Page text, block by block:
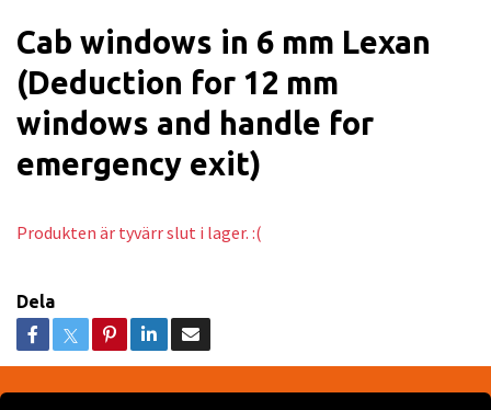
Cab windows in 6 mm Lexan
(Deduction for 12 mm
windows and handle for
emergency exit)
Produkten är tyvärr slut i lager. :(
Dela